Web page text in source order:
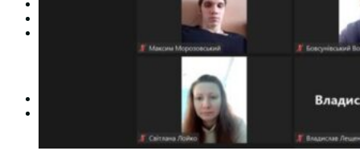
Кваліфікаційний центр МФК
Нормативно-правова база
Форма заяви здобувача
Майстри сервісних центрів
Про формальну, неформальну та інформальну освіту